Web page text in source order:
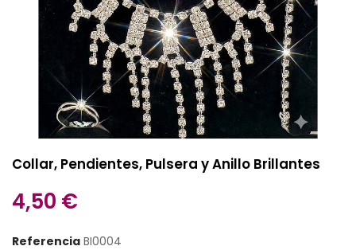
Collar, Pendientes, Pulsera y Anillo Brillantes
4,50 €
Referencia BI0004